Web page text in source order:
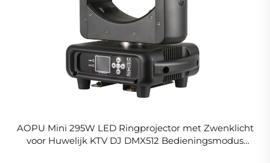
AOPU Mini 295W LED Ringprojector met Zwenklicht
voor Huwelijk KTV DJ DMX512 Bedieningsmodus